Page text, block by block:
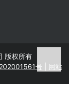
版权所有
号
网站